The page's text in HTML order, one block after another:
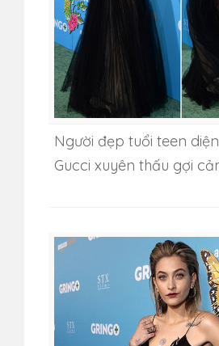
Người đẹp tuổi teen
Gucci xuyên thấu gợi